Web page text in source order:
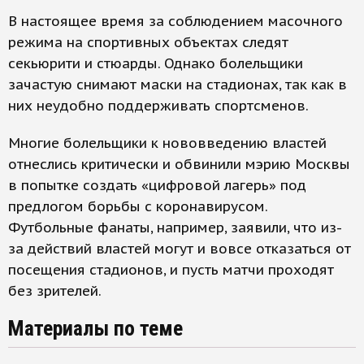
В настоящее время за соблюдением масочного
режима на спортивных объектах следят
секьюрити и стюарды. Однако болельщики
зачастую снимают маски на стадионах, так как в
них неудобно поддерживать спортсменов.
Многие болельщики к нововведению властей
отнеслись критически и обвинили мэрию Москвы
в попытке создать «цифровой лагерь» под
предлогом борьбы с коронавирусом.
Футбольные фанаты, например, заявили, что из-
за действий властей могут и вовсе отказаться от
посещения стадионов, и пусть матчи проходят
без зрителей.
Материалы по теме